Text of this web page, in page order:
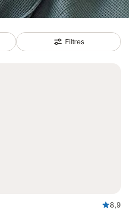
Filtres
8,9